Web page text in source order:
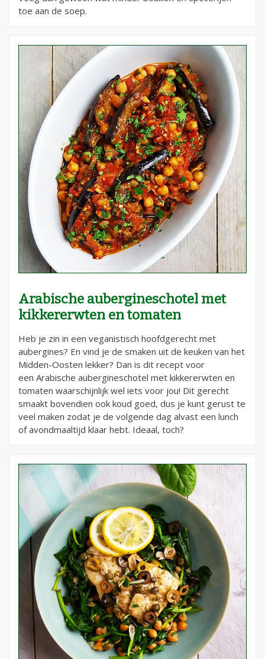
toe aan de soep.
Arabische aubergineschotel met
kikkererwten en tomaten
Heb je zin in een veganistisch hoofdgerecht met
aubergines? En vind je de smaken uit de keuken van het
Midden-Oosten lekker? Dan is dit recept voor
een Arabische aubergineschotel met kikkererwten en
tomaten waarschijnlijk wel iets voor jou! Dit gerecht
smaakt bovendien ook koud goed, dus je kunt gerust te
veel maken zodat je de volgende dag alvast een lunch
of avondmaaltijd klaar hebt. Ideaal, toch?